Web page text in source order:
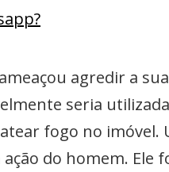
agredir a
seria
fogo no imóvel.
do homem. Ele